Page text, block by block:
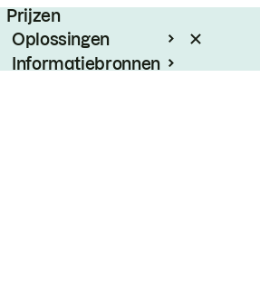
Prijzen
Oplossingen
Informatiebronnen